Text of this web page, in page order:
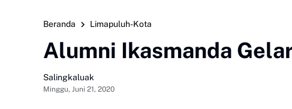
Beranda Limapuluh-Kota
Alumni Ikasmanda
Salingkaluak
Minggu, Juni 21, 2020